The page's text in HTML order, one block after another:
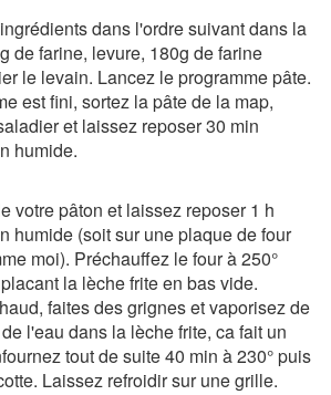
dans l'ordre suivant dans la
de farine, levure, 180g de farine
le levain. Lancez le programme pâte.
est fini, sortez la pâte de la map,
et laissez reposer 30 min
humide.
votre pâton et laissez reposer 1 h
humide (soit sur une plaque de four
moi). Préchauffez le four à 250°
la lèche frite en bas vide.
faites des grignes et vaporisez de
l'eau dans la lèche frite, ca fait un
tout de suite 40 min à 230° puis
Laissez refroidir sur une grille.